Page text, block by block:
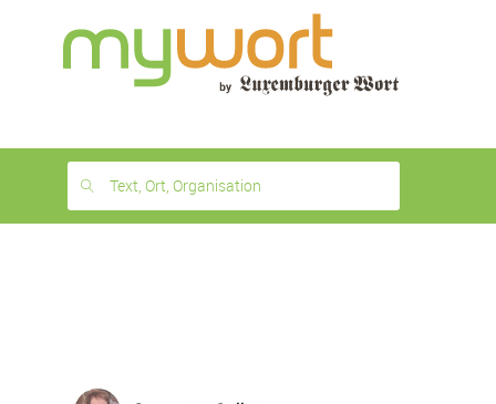
month
free
Text, Ort, Organisation